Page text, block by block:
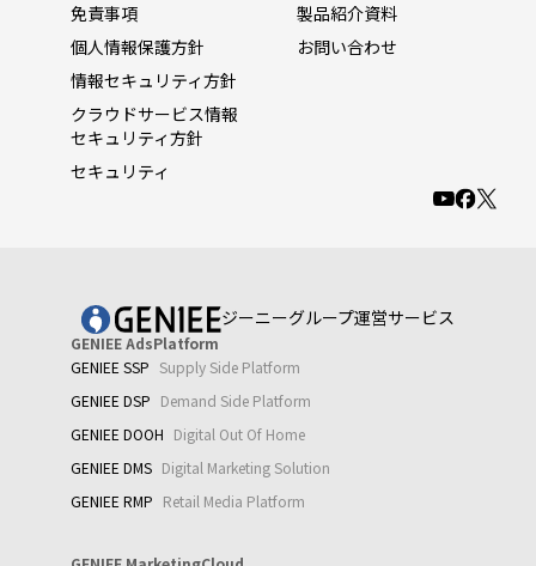
免責事項
個人情報保護方針
情報セキュリティ方針
クラウドサービス情報
セキュリティ方針
セキュリティ
製品紹介資料
お問い合わせ
ジーニーグループ運営サービス
GENIEE AdsPlatform
GENIEE SSP Supply Side Platform
GENIEE DSP Demand Side Platform
GENIEE DOOH Digital Out Of Home
GENIEE DMS Digital Marketing Solution
GENIEE RMP Retail Media Platform